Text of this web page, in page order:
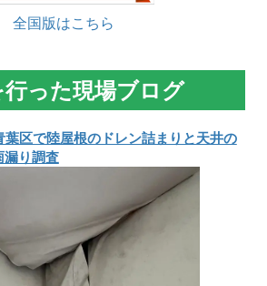
全国版はこちら
行った現場ブログ
葉区で陸屋根のドレン詰まりと天井の
漏り調査